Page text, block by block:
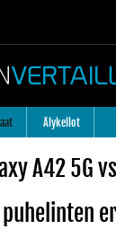
Älykellot
A42 5G